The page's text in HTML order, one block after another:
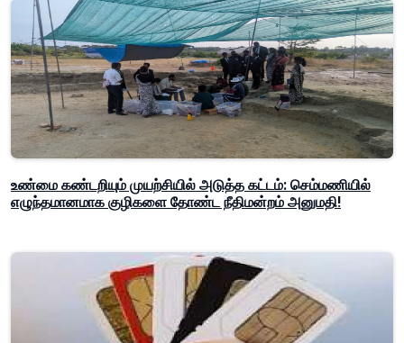
உண்மை கண்டறியும் முயற்சியில் அடுத்த கட்டம்: செம்மணியில்
எழுந்தமானமாக குழிகளை தோண்ட நீதிமன்றம் அனுமதி!